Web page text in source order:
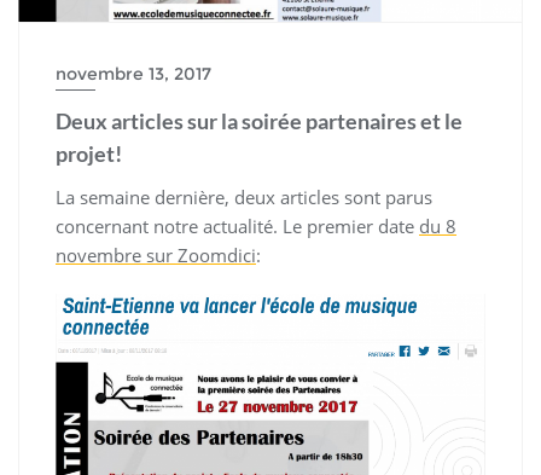
novembre 13, 2017
Deux articles sur la soirée partenaires et le
projet!
La semaine dernière, deux articles sont parus
concernant notre actualité. Le premier date du 8
novembre sur Zoomdici: